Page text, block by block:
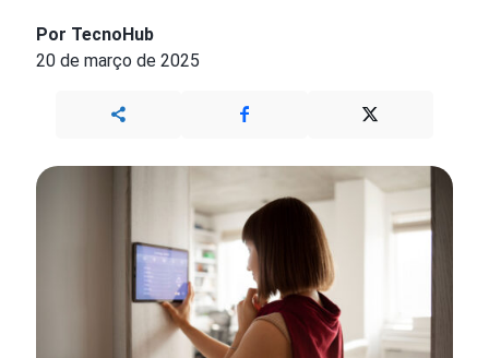
Por TecnoHub
20 de março de 2025